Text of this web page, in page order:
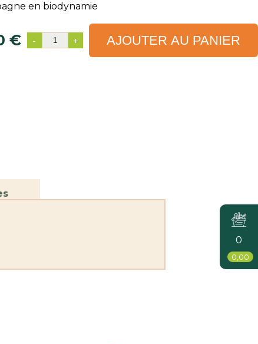
0
0,00
en biodynamie
€ - + AJOUTER AU PANIER